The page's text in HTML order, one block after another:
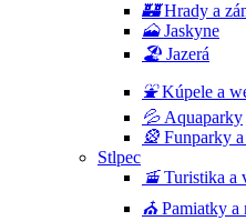
🏰Hrady a
🗻Jaskyne
🏖 Jazerá
⛲️Kúpele a
💦 Aquaparky
🎡Funparky
Stlpec
🚡Turistika a
⛪Pamiatky a